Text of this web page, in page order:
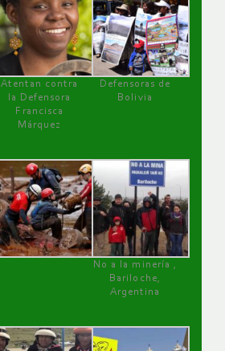
Atentan contra
la Defensora
Francisca
Márquez
Defensoras de
Bolivia
No a la minería ,
Bariloche,
Argentina